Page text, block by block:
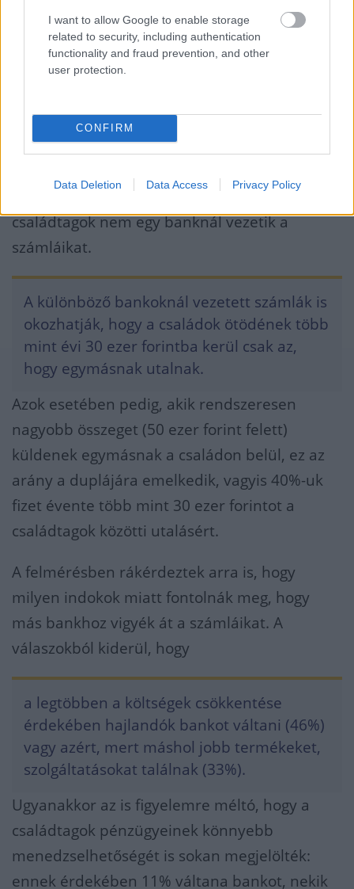
I want to allow Google to enable storage
related to security, including authentication
functionality and fraud prevention, and other
user protection.
CONFIRM
Data Deletion Data Access Privacy Policy
a családok negyede évente akár 50–150
ezer forintot is költenek azok
is többet.
A felmérés alapján a családok 63%-ában
pénzt, az ilyen családok majdnem felében a
családtagok nem egy banknál vezetik a
számláikat.
A különböző bankoknál vezetett számlák is
okozhatják, hogy a családok ötödének több
mint évi 30 ezer forintba kerül csak az,
hogy egymásnak utalnak.
Azok esetében pedig, akik rendszeresen
nagyobb összeget (50 ezer forint felett)
küldenek egymásnak a családon belül, ez az
arány a duplájára emelkedik, vagyis 40%-uk
fizet évente több mint 30 ezer forintot a
családtagok közötti utalásért.
A felmérésben rákérdeztek arra is, hogy
milyen indokok miatt fontolnák meg, hogy
más bankhoz vigyék át a számláikat. A
válaszokból kiderül, hogy
a legtöbben a költségek csökkentése
érdekében hajlandók bankot váltani (46%)
vagy azért, mert máshol jobb termékeket,
szolgáltatásokat találnak (33%).
Ugyanakkor az is figyelemre méltó, hogy a
családtagok pénzügyeinek könnyebb
menedzselhetőségét is sokan megjelölték:
ennek érdekében 11% váltana bankot, nekik